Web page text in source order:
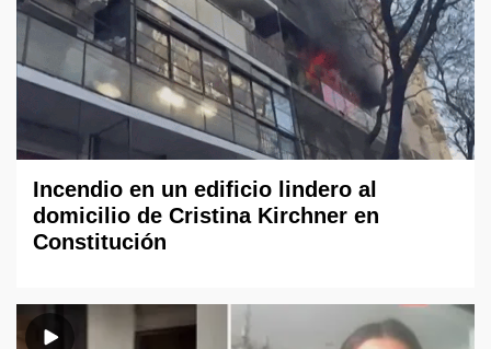
Incendio en un edificio lindero al
domicilio de Cristina Kirchner en
Constitución